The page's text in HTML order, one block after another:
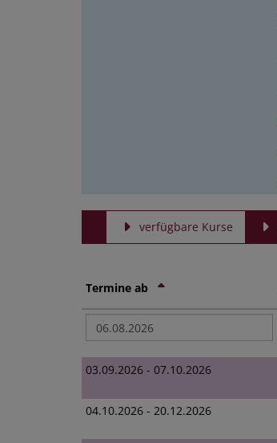
verfügbare Kurse
Termine ab
03.09.2026 - 07.10.2026
04.10.2026 - 20.12.2026